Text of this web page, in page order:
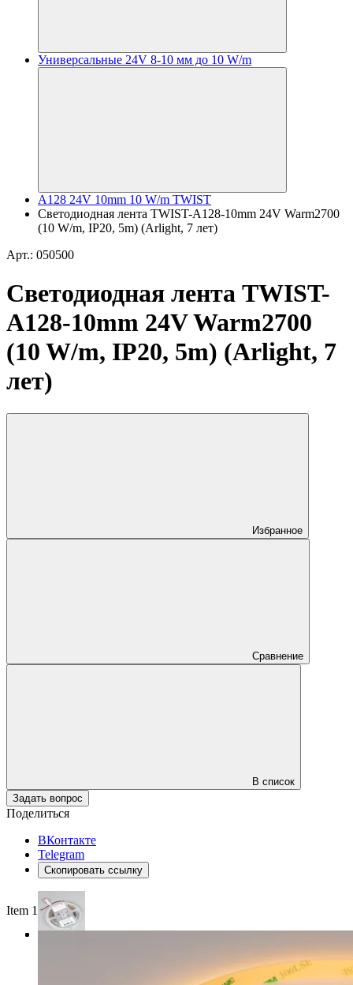
Универсальные 24V 8-10 мм до 10 W/m
A128 24V 10mm 10 W/m TWIST
Светодиодная лента TWIST-A128-10mm 24V Warm2700
(10 W/m, IP20, 5m) (Arlight, 7 лет)
Арт.: 050500
Светодиодная лента TWIST-
A128-10mm 24V Warm2700
(10 W/m, IP20, 5m) (Arlight, 7
лет)
Избранное
Сравнение
В список
Задать вопрос
Поделиться
ВКонтакте
Telegram
Скопировать ссылку
Item 1 of 3